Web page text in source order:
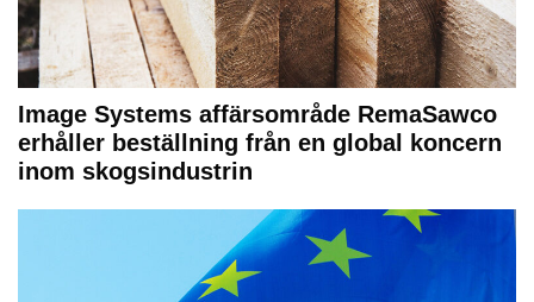
Image Systems affärsområde RemaSawco
erhåller beställning från en global koncern
inom skogsindustrin